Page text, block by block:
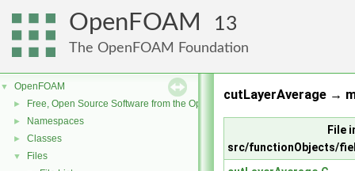
OpenFOAM 13
The OpenFOAM Foundation
▼ OpenFOAM
► Free, Open Source Software from the OpenFOAM Foundation
► Namespaces
► Classes
▼ Files
cutLayerAverage →
File
src/functionObjects/